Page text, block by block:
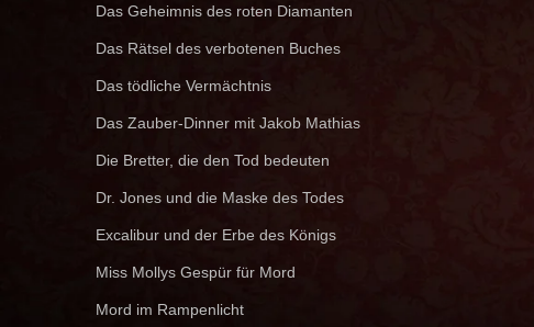
Das Geheimnis des roten Diamanten
Das Rätsel des verbotenen Buches
Das tödliche Vermächtnis
Das Zauber-Dinner mit Jakob Mathias
Die Bretter, die den Tod bedeuten
Dr. Jones und die Maske des Todes
Excalibur und der Erbe des Königs
Miss Mollys Gespür für Mord
Mord im Rampenlicht